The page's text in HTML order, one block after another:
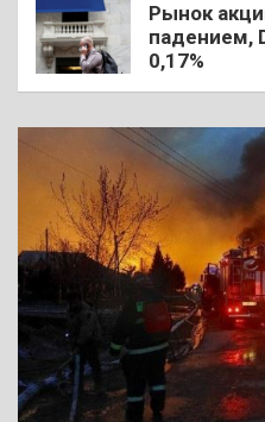
Рынок
падением,
0,17%